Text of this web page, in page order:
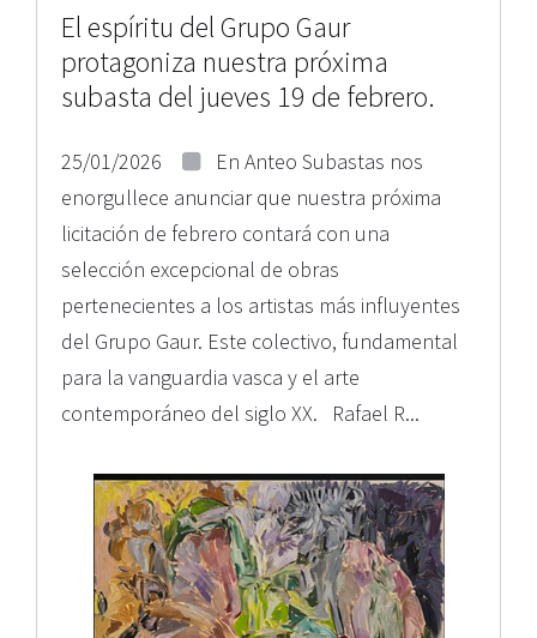
El espíritu del Grupo Gaur
protagoniza nuestra próxima
subasta del jueves 19 de febrero.
25/01/2026
En Anteo Subastas nos
enorgullece anunciar que nuestra próxima
licitación de febrero contará con una
selección excepcional de obras
pertenecientes a los artistas más influyentes
del Grupo Gaur. Este colectivo, fundamental
para la vanguardia vasca y el arte
contemporáneo del siglo XX. Rafael R...